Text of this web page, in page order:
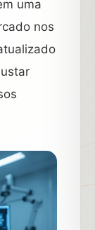
uma
nos